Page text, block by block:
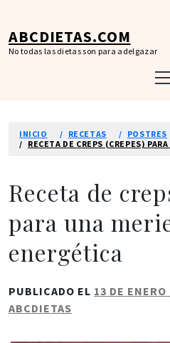
contenido
ABCDIETAS.COM
No todas las dietas son para adelgazar
INICIO RECETAS
POSTRES
RECETA DE CREPS (CREPES)
Receta de
para una
energética
PUBLICADO EL 13 DE ENERO
ABCDIETAS